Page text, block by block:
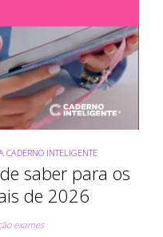
CADERNO INTELIGENTE
saber para os
de 2026
exames